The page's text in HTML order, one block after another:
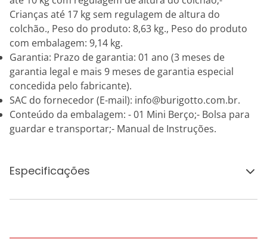
Crianças até 17 kg sem regulagem de altura do
colchão., Peso do produto: 8,63 kg., Peso do produto
com embalagem: 9,14 kg.
Garantia: Prazo de garantia: 01 ano (3 meses de
garantia legal e mais 9 meses de garantia especial
concedida pelo fabricante).
SAC do fornecedor (E-mail): info@burigotto.com.br.
Conteúdo da embalagem: - 01 Mini Berço;- Bolsa para
guardar e transportar;- Manual de Instruções.
Especificações